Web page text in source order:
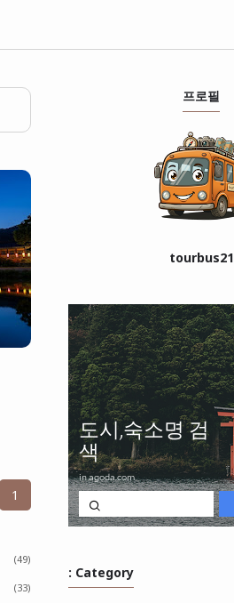
1
49
33
프로필
tourbus21
: Category